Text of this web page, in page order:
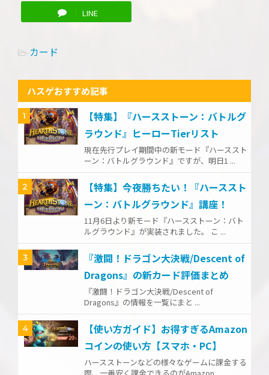
LINE
-カード
ハスゲおすすめ記事
1
【特集】『ハースストーン：バトルグ
ラウンド』ヒーローTierリスト
現在先行プレイ期間中の新モード『ハーススト
ーン：バトルグラウンド』ですが、明日1 ...
2
【特集】今夜勝ちたい！『ハーススト
ーン：バトルグラウンド』講座！
11月6日より新モード『ハースストーン：バト
ルグラウンド』が実装されました。 こ ...
3
『激闘！ドラゴン大決戦/Descent of
Dragons』の新カード評価まとめ
『激闘！ドラゴン大決戦/Descent of
Dragons』の情報を一覧にまと ...
4
【使い方ガイド】お得すぎるAmazon
コインの使い方【スマホ・PC】
ハースストーンなどの様々なゲームに課金する